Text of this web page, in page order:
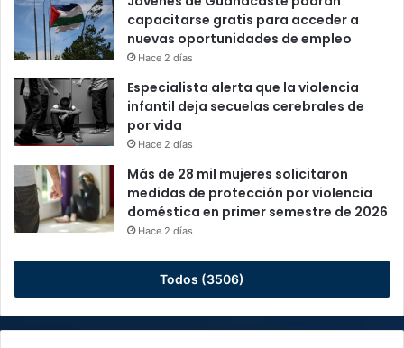
capacitarse gratis para acceder a
nuevas oportunidades de empleo
Hace 2 días
Especialista alerta que la violencia
infantil deja secuelas cerebrales de
por vida
Hace 2 días
Más de 28 mil mujeres solicitaron
medidas de protección por violencia
doméstica en primer semestre de 2026
Hace 2 días
Todos (3506)